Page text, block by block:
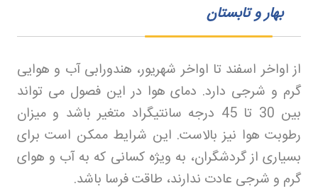
بهار و تابستان
از اواخر اسفند تا اواخر شهریور، هندورابی آب و هوایی
گرم و شرجی دارد. دمای هوا در این فصول می تواند
بین 30 تا 45 درجه سانتیگراد متغیر باشد و میزان
رطوبت هوا نیز بالاست. این شرایط ممکن است برای
بسیاری از گردشگران، به ویژه کسانی که به آب و هوای
گرم و شرجی عادت ندارند، طاقت فرسا باشد.